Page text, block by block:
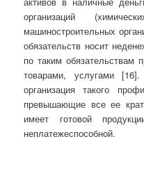
организаций
машиностроительных
обязательств носит
по таким обязательствам
товарами, услугами
организация такого
превышающие все ее
имеет готовой
неплатежеспособной.